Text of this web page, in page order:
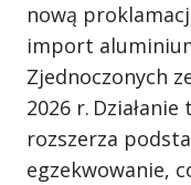
nową
import
Zjednoczonych
2026 r.
rozszerza
egzekwowanie,